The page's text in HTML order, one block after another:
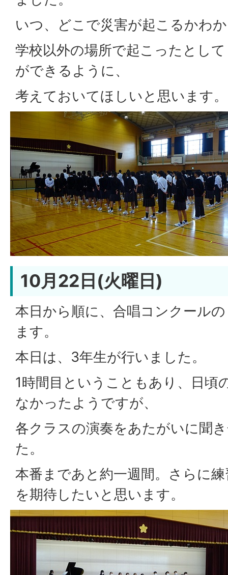
いつ、どこで災害が起こるかわ
学校以外の場所で起こったとし
ができるように、
考えておいてほしいと思います。
10月22日(火曜日)
本日から順に、合唱コンクール
ます。
本日は、3年生が行いました。
1時間目ということもあり、日頃
なかったようですが、
各クラスの演奏をあたがいに聞
た。
本番まであと約一週間。さらに
を期待したいと思います。